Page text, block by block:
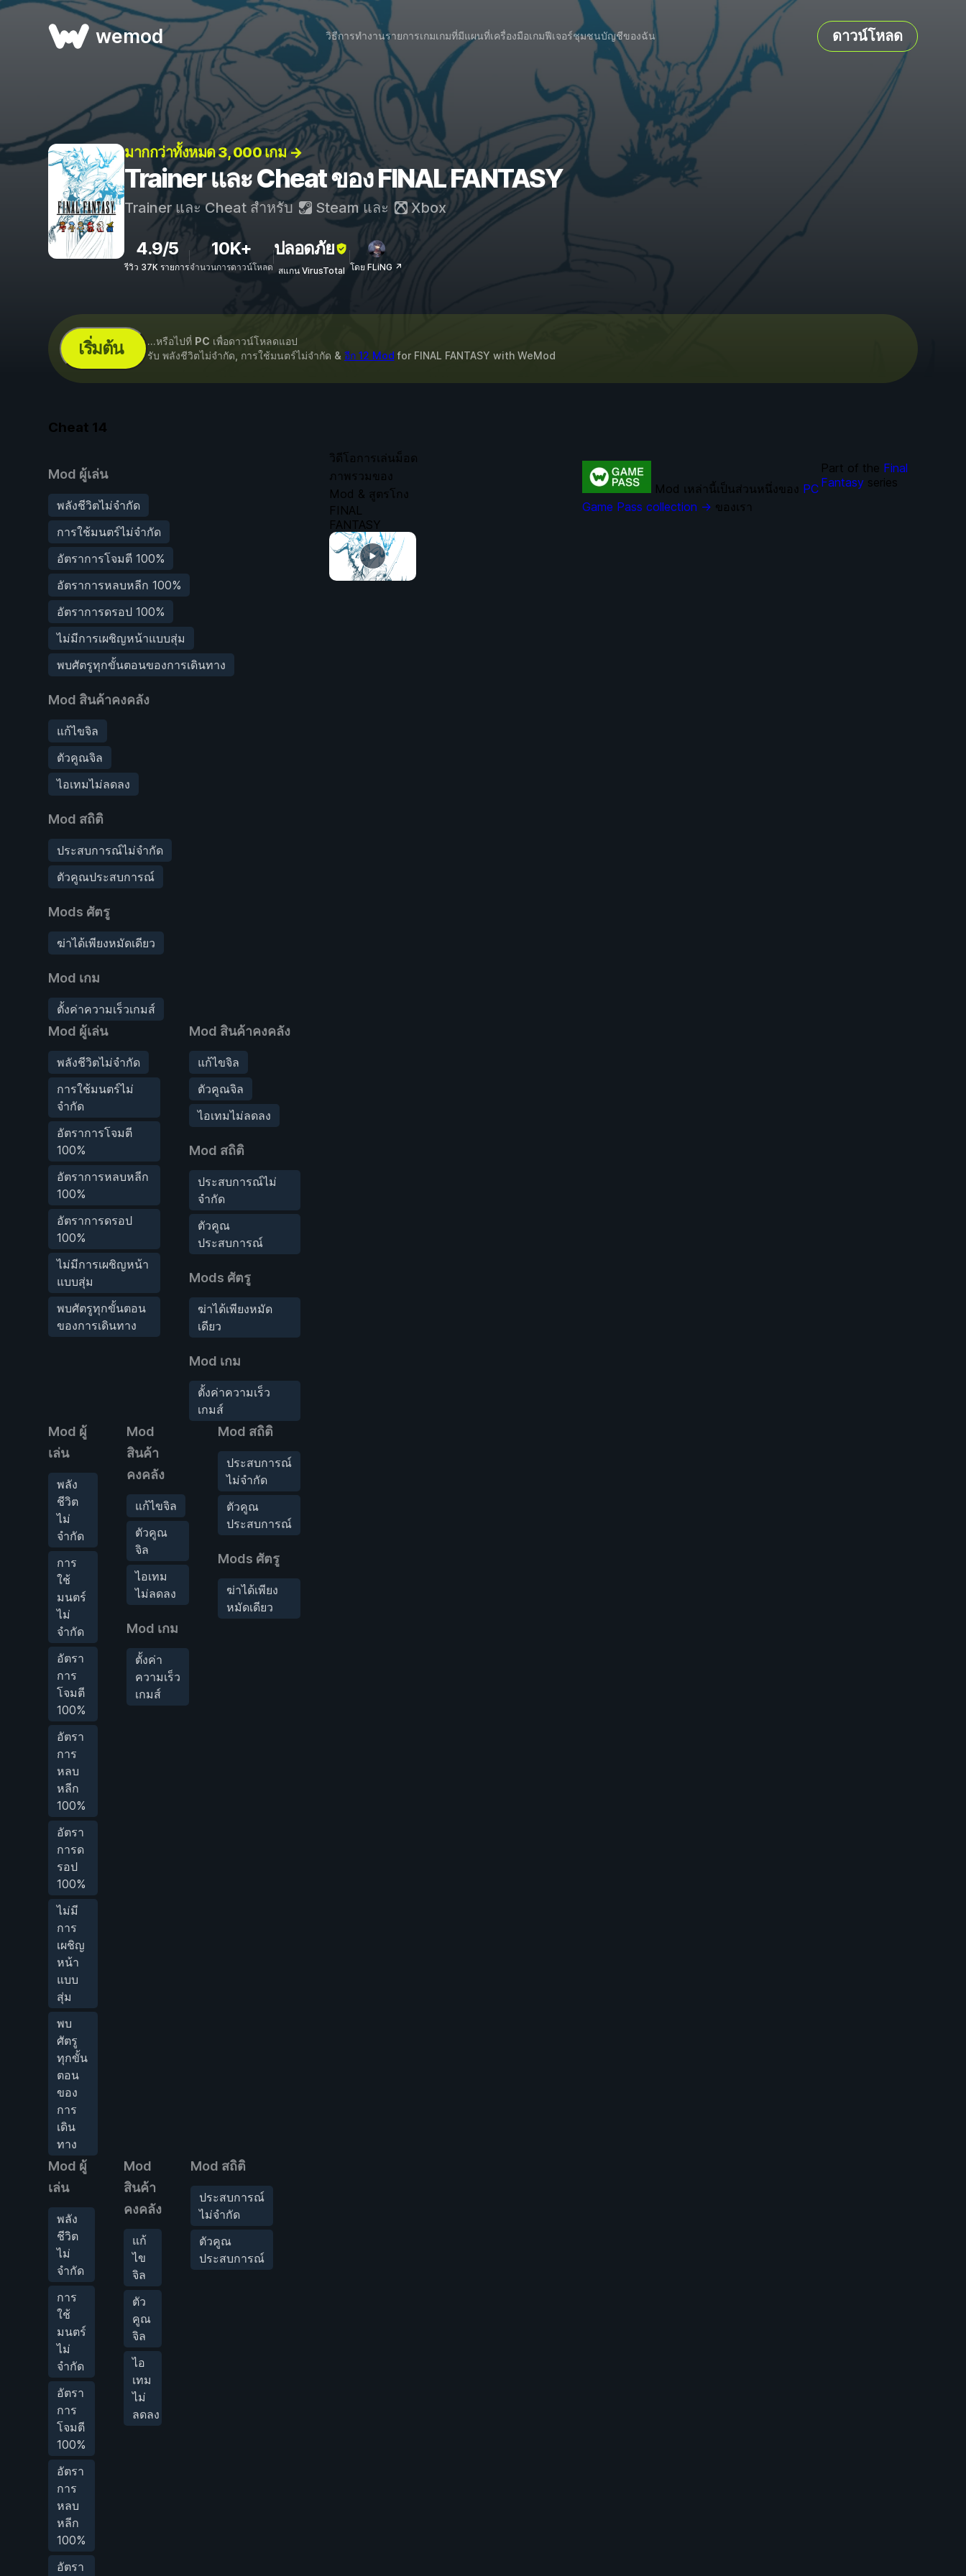
wemod วิธีการทำงานรายการเกมเกมที่มีแผนที่เครื่องมือเกมฟีเจอร์ชุมชนบัญชีของฉัน ดาวน์โหลด
มากกว่าทั้งหมด 3, 000 เกม →
Trainer และ Cheat ของ FINAL FANTASY
Trainer และ Cheat สำหรับ Steamและ Xbox
4.9/5
รีวิว 37K รายการ
10K+
จำนวนการดาวน์โหลด
ปลอดภัย
สแกน VirusTotal โดย FLiNG ↗
เริ่มต้น ...หรือไปที่ PC เพื่อดาวน์โหลดแอป
รับ พลังชีวิตไม่จำกัด, การใช้มนตร์ไม่จำกัด & อีก 12 Mod for FINAL FANTASY with WeMod
Cheat 14
Mod ผู้เล่น
พลังชีวิตไม่จำกัด
การใช้มนตร์ไม่จำกัด
อัตราการโจมตี 100%
อัตราการหลบหลีก 100%
อัตราการดรอป 100%
ไม่มีการเผชิญหน้าแบบสุ่ม
พบศัตรูทุกขั้นตอนของการเดินทาง
Mod สินค้าคงคลัง
แก้ไขจิล
ตัวคูณจิล
ไอเทมไม่ลดลง
Mod สถิติ
ประสบการณ์ไม่จำกัด
ตัวคูณประสบการณ์
Mods ศัตรู
ฆ่าได้เพียงหมัดเดียว
Mod เกม
ตั้งค่าความเร็วเกมส์
Mod ผู้เล่น
พลังชีวิตไม่จำกัด
การใช้มนตร์ไม่
จำกัด
อัตราการโจมตี
100%
อัตราการหลบหลีก
100%
อัตราการดรอป
100%
ไม่มีการเผชิญหน้า
แบบสุ่ม
พบศัตรูทุกขั้นตอน
ของการเดินทาง
Mod สินค้าคงคลัง
แก้ไขจิล
ตัวคูณจิล
ไอเทมไม่ลดลง
Mod สถิติ
ประสบการณ์ไม่
จำกัด
ตัวคูณ
ประสบการณ์
Mods ศัตรู
ฆ่าได้เพียงหมัด
เดียว
Mod เกม
ตั้งค่าความเร็ว
เกมส์
Mod ผู้
เล่น
พลัง
ชีวิต
ไม่
จำกัด
การ
ใช้
มนตร์
ไม่
จำกัด
อัตรา
การ
โจมตี
100%
อัตรา
การ
หลบ
หลีก
100%
อัตรา
การด
รอป
100%
ไม่มี
การ
เผชิญ
หน้า
แบบ
สุ่ม
พบ
ศัตรู
ทุกขั้น
ตอน
ของ
การ
เดิน
ทาง
Mod
สินค้า
คงคลัง
แก้ไขจิล
ตัวคูณ
จิล
ไอเทม
ไม่ลดลง
Mod เกม
ตั้งค่า
ความเร็ว
เกมส์
Mod สถิติ
ประสบการณ์
ไม่จำกัด
ตัวคูณ
ประสบการณ์
Mods ศัตรู
ฆ่าได้เพียง
หมัดเดียว
Mod ผู้
เล่น
พลัง
ชีวิต
ไม่
จำกัด
การ
ใช้
มนตร์
ไม่
จำกัด
อัตรา
การ
โจมตี
100%
อัตรา
การ
หลบ
หลีก
100%
อัตรา
Mod
สินค้า
คงคลัง
แก้
ไข
จิล
ตัว
คูณ
จิล
ไอ
เทม
ไม่
ลดลง
Mod สถิติ
ประสบการณ์
ไม่จำกัด
ตัวคูณ
ประสบการณ์
วิดีโอการเล่นม็อด
ภาพรวมของ
Mod & สูตรโกง
FINAL
FANTASY
Mod เหล่านี้เป็นส่วนหนึ่งของ PC
Game Pass collection → ของเรา
Part of the Final
Fantasyseries